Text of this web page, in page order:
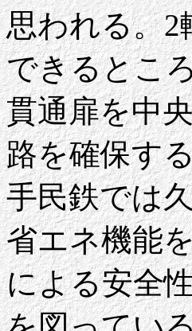
思われる。2
できるとこ
貫通扉を中
路を確保す
手民鉄では
省エネ機能
による安全